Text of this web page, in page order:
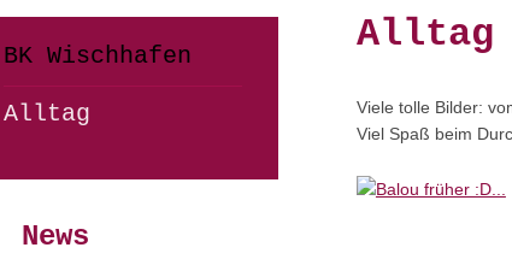
Alltag
Viele tolle Bilder:
Viel Spaß beim
BK Wischhafen
Alltag
News